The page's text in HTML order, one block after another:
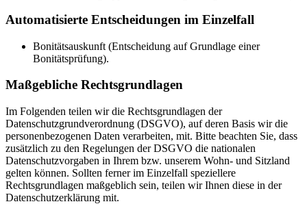
Automatisierte Entscheidungen im Einzelfall
Bonitätsauskunft (Entscheidung auf Grundlage einer
Bonitätsprüfung).
Maßgebliche Rechtsgrundlagen
Im Folgenden teilen wir die Rechtsgrundlagen der
Datenschutzgrundverordnung (DSGVO), auf deren Basis wir die
personenbezogenen Daten verarbeiten, mit. Bitte beachten Sie, dass
zusätzlich zu den Regelungen der DSGVO die nationalen
Datenschutzvorgaben in Ihrem bzw. unserem Wohn- und Sitzland
gelten können. Sollten ferner im Einzelfall speziellere
Rechtsgrundlagen maßgeblich sein, teilen wir Ihnen diese in der
Datenschutzerklärung mit.